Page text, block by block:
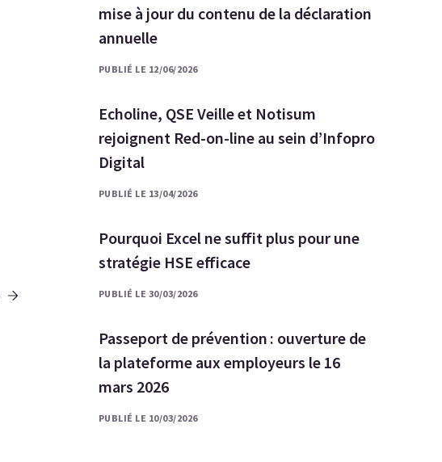
mise à jour du contenu de la déclaration
annuelle
PUBLIÉ LE 12/06/2026
Echoline, QSE Veille et Notisum
rejoignent Red-on-line au sein d’Infopro
Digital
PUBLIÉ LE 13/04/2026
Pourquoi Excel ne suffit plus pour une
stratégie HSE efficace
PUBLIÉ LE 30/03/2026
Passeport de prévention : ouverture de
la plateforme aux employeurs le 16
mars 2026
PUBLIÉ LE 10/03/2026